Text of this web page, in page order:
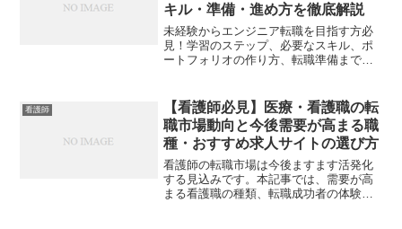
キル・準備・進め方を徹底解説
未経験からエンジニア転職を目指す方必
見！学習のステップ、必要なスキル、ポ
ートフォリオの作り方、転職準備までを
看護師
【看護師必見】医療・看護職の転
職市場動向と今後需要が高まる職
種・おすすめ求人サイトの選び方
看護師の転職市場は今後ますます活発化
する見込みです。本記事では、需要が高
まる看護職の種類、転職成功者の体験